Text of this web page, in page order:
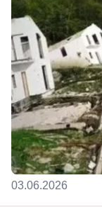
03.06.2026